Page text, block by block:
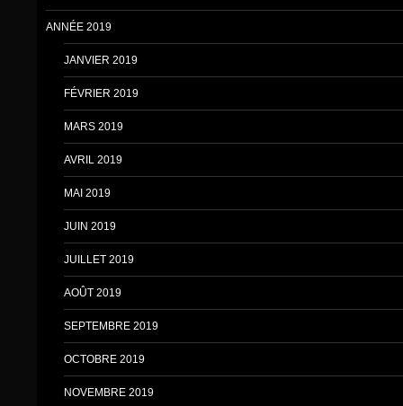
ANNÉE 2019
JANVIER 2019
FÉVRIER 2019
MARS 2019
AVRIL 2019
MAI 2019
JUIN 2019
JUILLET 2019
AOÛT 2019
SEPTEMBRE 2019
OCTOBRE 2019
NOVEMBRE 2019